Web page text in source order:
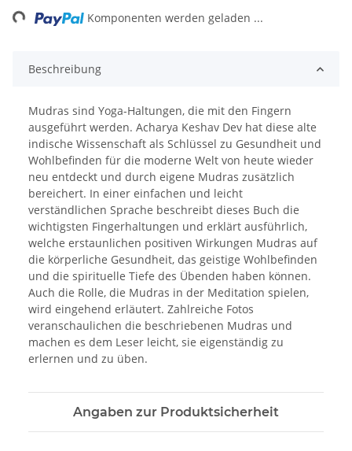
Komponenten werden geladen ...
Beschreibung
Mudras sind Yoga-Haltungen, die mit den Fingern
ausgeführt werden. Acharya Keshav Dev hat diese alte
indische Wissenschaft als Schlüssel zu Gesundheit und
Wohlbefinden für die moderne Welt von heute wieder
neu entdeckt und durch eigene Mudras zusätzlich
bereichert. In einer einfachen und leicht
verständlichen Sprache beschreibt dieses Buch die
wichtigsten Fingerhaltungen und erklärt ausführlich,
welche erstaunlichen positiven Wirkungen Mudras auf
die körperliche Gesundheit, das geistige Wohlbefinden
und die spirituelle Tiefe des Übenden haben können.
Auch die Rolle, die Mudras in der Meditation spielen,
wird eingehend erläutert. Zahlreiche Fotos
veranschaulichen die beschriebenen Mudras und
machen es dem Leser leicht, sie eigenständig zu
erlernen und zu üben.
Angaben zur Produktsicherheit